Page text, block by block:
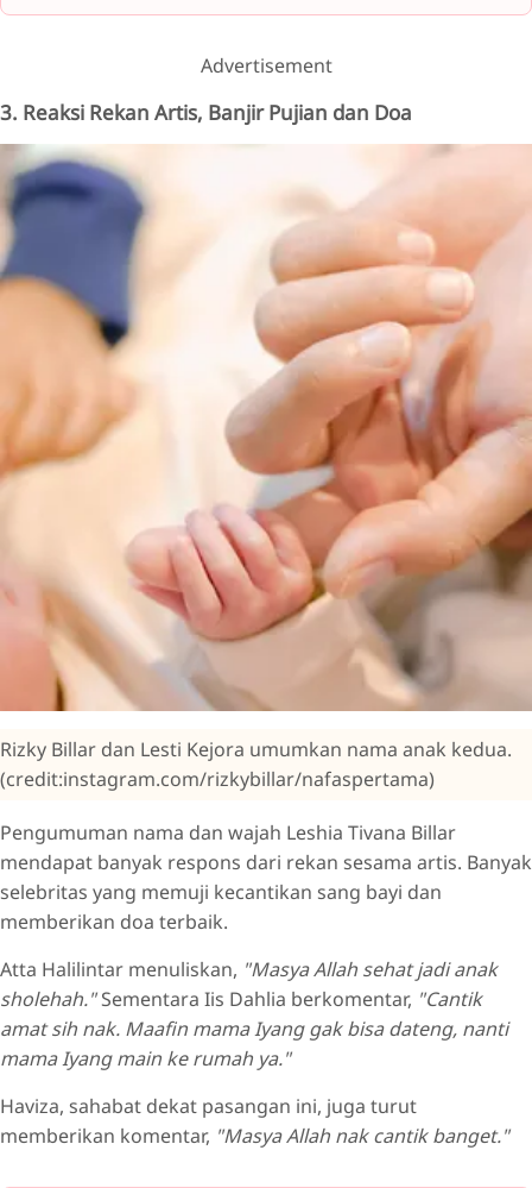
Advertisement
3. Reaksi Rekan Artis, Banjir Pujian dan Doa
Rizky Billar dan Lesti Kejora umumkan nama anak kedua.
(credit:instagram.com/rizkybillar/nafaspertama)
Pengumuman nama dan wajah Leshia Tivana Billar
mendapat banyak respons dari rekan sesama artis. Banyak
selebritas yang memuji kecantikan sang bayi dan
memberikan doa terbaik.
Atta Halilintar menuliskan, "Masya Allah sehat jadi anak
sholehah."Sementara Iis Dahlia berkomentar, "Cantik
amat sih nak. Maafin mama Iyang gak bisa dateng, nanti
mama Iyang main ke rumah ya."
Haviza, sahabat dekat pasangan ini, juga turut
memberikan komentar, "Masya Allah nak cantik banget."